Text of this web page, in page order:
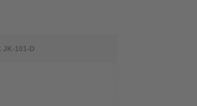
JK-101-D